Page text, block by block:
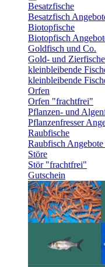
Besatzfische
Besatzfisch
Biotopfische
Biotopfisch
Goldfisch und Co.
Gold- und
kleinbleibende
kleinbleibende
Orfen
Orfen "frachtfrei"
Pflanzen- und
Pflanzenfresser
Raubfische
Raubfisch
Störe
Stör "frachtfrei"
Gutschein